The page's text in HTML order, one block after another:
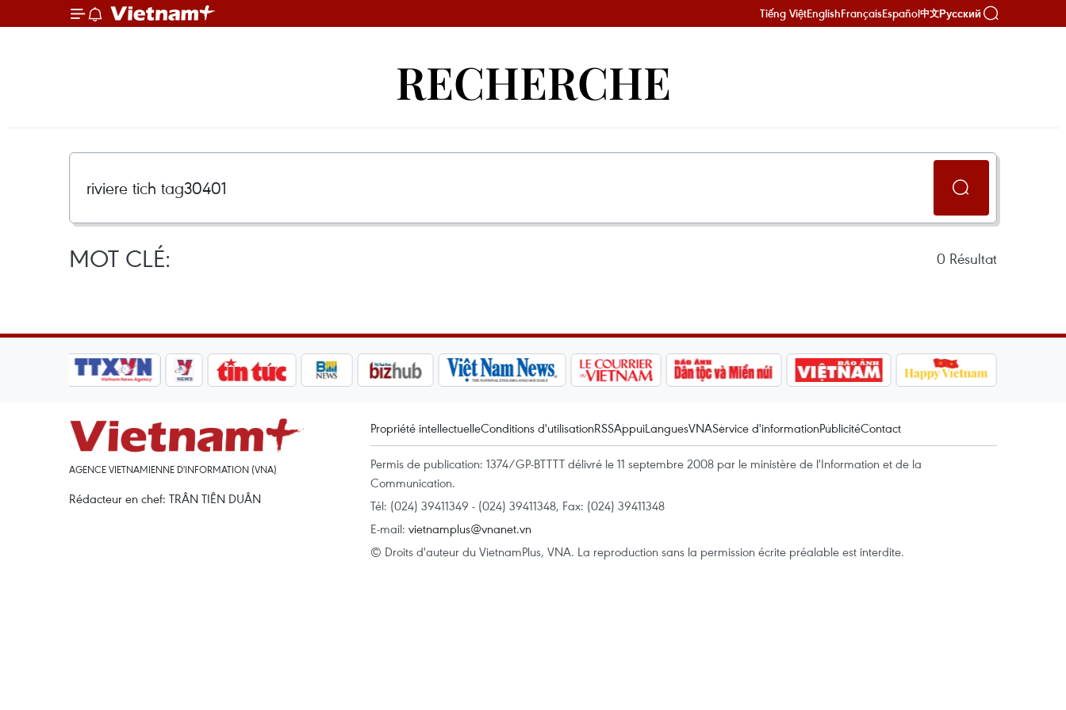
Tiếng ViệtEnglishFrançaisEspañol中文Русский
RECHERCHE
MOT CLÉ: 0 Résultat
AGENCE VIETNAMIENNE D'INFORMATION (VNA)
Rédacteur en chef: TRÂN TIÊN DUÂN
Propriété intellectuelleConditions d'utilisationRSSAppuiLanguesVNAService d'informationPublicitéContact
Permis de publication: 1374/GP-BTTTT délivré le 11 septembre 2008 par le ministère de l'Information et de la
Communication.
Tél: (024) 39411349 - (024) 39411348, Fax: (024) 39411348
E-mail: vietnamplus@vnanet.vn
© Droits d'auteur du VietnamPlus, VNA. La reproduction sans la permission écrite préalable est interdite.